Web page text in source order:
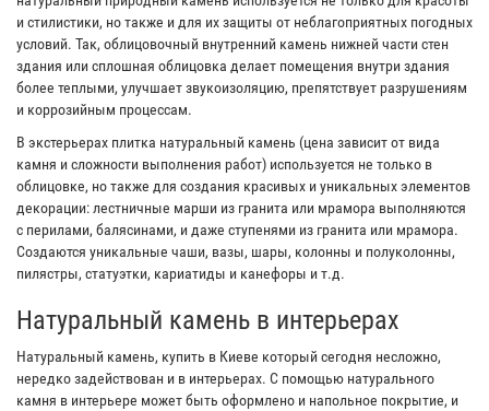
и стилистики, но также и для их защиты от неблагоприятных погодных
условий. Так, облицовочный внутренний камень нижней части стен
здания или сплошная облицовка делает помещения внутри здания
более теплыми, улучшает звукоизоляцию, препятствует разрушениям
и коррозийным процессам.
В экстерьерах плитка натуральный камень (цена зависит от вида
камня и сложности выполнения работ) используется не только в
облицовке, но также для создания красивых и уникальных элементов
декорации: лестничные марши из гранита или мрамора выполняются
с перилами, балясинами, и даже ступенями из гранита или мрамора.
Создаются уникальные чаши, вазы, шары, колонны и полуколонны,
пилястры, статуэтки, кариатиды и канефоры и т.д.
Натуральный камень в интерьерах
Натуральный камень, купить в Киеве который сегодня несложно,
нередко задействован и в интерьерах. С помощью натурального
камня в интерьере может быть оформлено и напольное покрытие, и